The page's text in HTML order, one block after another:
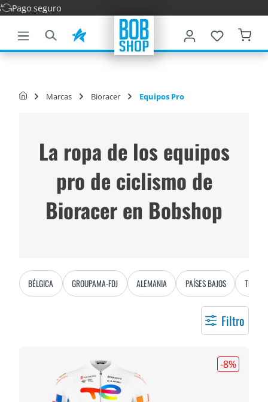
principal
Marcas Bioracer Equipos Pro
La ropa de los equipos
pro de ciclismo de
Bioracer en Bobshop
BÉLGICA GROUPAMA-FDJ ALEMANIA PAÍSES BAJOS TEAM
Filtro
-8%